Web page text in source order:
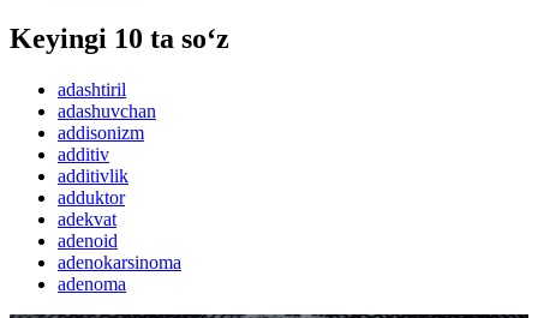
Keyingi 10 ta so‘z
adashtiril
adashuvchan
addisonizm
additiv
additivlik
adduktor
adekvat
adenoid
adenokarsinoma
adenoma